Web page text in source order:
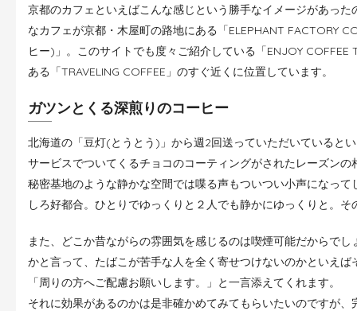
京都のカフェといえばこんな感じという勝手なイメージがあっ
なカフェが京都・木屋町の路地にある「ELEPHANT FACTORY
ヒー)」。このサイトでも度々ご紹介している「ENJOY COFFEE
ある「TRAVELING COFFEE」のすぐ近くに位置しています。
ガツンとくる深煎りのコーヒー
北海道の「豆灯(とうとう)」から週2回送っていただいていると
サービスでついてくるチョコのコーティングがされたレーズンの
秘密基地のような静かな空間では喋る声もついつい小声になっ
しろ好都合。ひとりでゆっくりと２人でも静かにゆっくりと。そ
また、どこか昔ながらの雰囲気を感じるのは喫煙可能だからでし
かと言って、たばこが苦手な人を全く寄せつけないのかといえ
「周りの方へご配慮お願いします。」と一言添えてくれます。
それに効果があるのかは是非確かめてみてもらいたいのですが